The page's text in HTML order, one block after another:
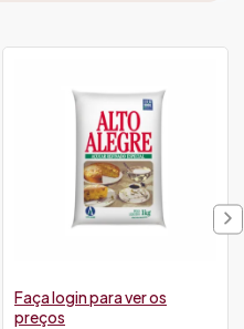
Faça login para ver os
preços